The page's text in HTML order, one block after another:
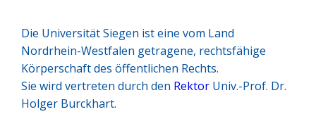
Die Universität Siegen ist eine vom Land
Nordrhein-Westfalen getragene, rechtsfähige
Körperschaft des öffentlichen Rechts.
Sie wird vertreten durch den Rektor Univ.-Prof. Dr.
Holger Burckhart.